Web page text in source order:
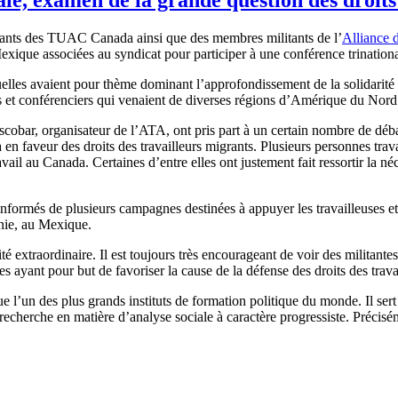
des TUAC Canada ainsi que des membres militants de l’Alliance
associées au syndicat pour participer à une conférence
avaient pour thème dominant l’approfondissement de la
conférenciers qui venaient de diverses régions d’Amérique du
organisateur de l’ATA, ont pris part à un certain nombre de
faveur des droits des travailleurs migrants. Plusieurs personnes
au Canada. Certaines d’entre elles ont justement fait ressortir la
de plusieurs campagnes destinées à appuyer les travailleuses
au Mexique.
extraordinaire. Il est toujours très encourageant de voir des
ayant pour but de favoriser la cause de la défense des droits des
des plus grands instituts de formation politique du monde. Il
en matière d’analyse sociale à caractère progressiste.